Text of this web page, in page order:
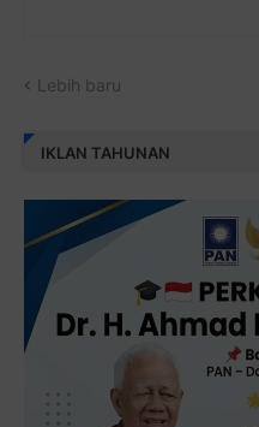
Lebih baru
IKLAN TAHUNAN